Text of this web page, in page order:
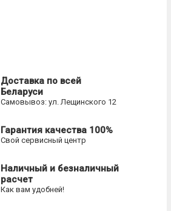
Доставка по всей
Беларуси
Самовывоз: ул. Лещинского 12
Гарантия качества 100%
Свой сервисный центр
Наличный и безналичный
расчет
Как вам удобней!